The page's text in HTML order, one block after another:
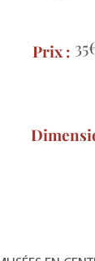
Prix :